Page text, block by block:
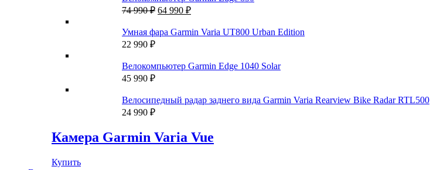
74 990₽ Первоначальная
составляла
74
64 990 ₽Текущая
64
Умная фара Garmin Varia UT800 Urban Edition
22 990 ₽
Велокомпьютер Garmin Edge 1040 Solar
45 990 ₽
Велосипедный радар заднего вида Garmin Varia Rearview Bike Radar RTL500
24 990 ₽
Камера Garmin Varia Vue
Купить